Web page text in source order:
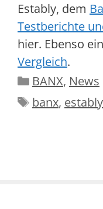
Estably, dem
Testberichte
hier. Ebenso
Vergleich.
Kategorien
BANX, News
Schlagwörter
banx, estably